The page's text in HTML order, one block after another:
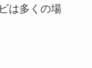
は多くの場